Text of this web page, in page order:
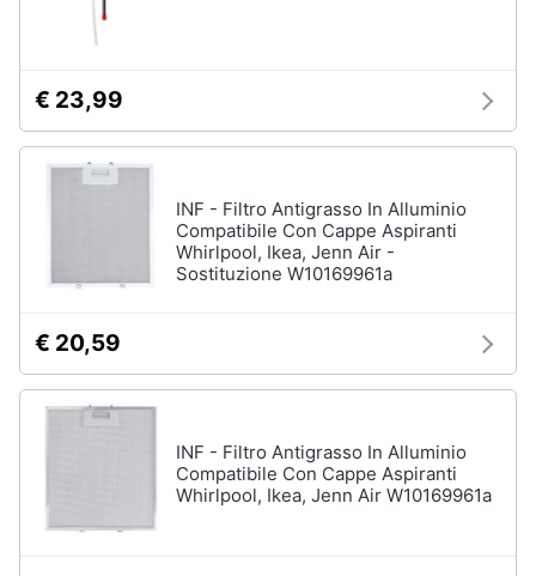
€ 23,99
INF - Filtro Antigrasso In Alluminio
Compatibile Con Cappe Aspiranti
Whirlpool, Ikea, Jenn Air -
Sostituzione W10169961a
€ 20,59
INF - Filtro Antigrasso In Alluminio
Compatibile Con Cappe Aspiranti
Whirlpool, Ikea, Jenn Air W10169961a